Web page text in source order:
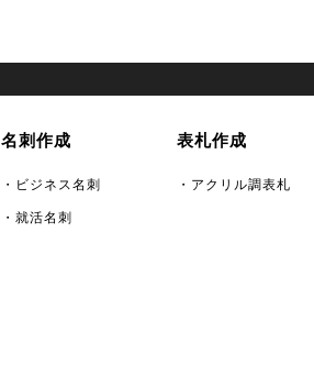
名刺作成
・ビジネス名刺
・就活名刺
表札作成
・アクリル調表札